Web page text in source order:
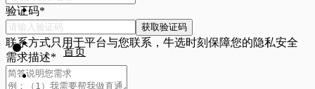
首页
验证码*
获取验证码
联系方式只用于平台与您联系，牛选时刻保障您的隐私安全
需求描述*